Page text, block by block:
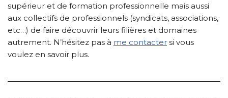
supérieur et de formation professionnelle mais aussi
aux collectifs de professionnels (syndicats, associations,
etc…) de faire découvrir leurs filières et domaines
autrement. N’hésitez pas à me contacter si vous
voulez en savoir plus.